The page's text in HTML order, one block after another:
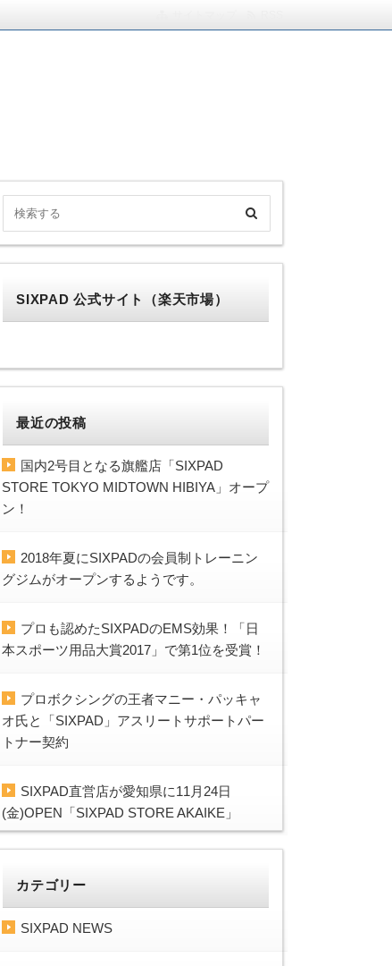
SIXPAD 公式サイト（楽天市場）
最近の投稿
国内2号目となる旗艦店「SIXPAD
STORE TOKYO MIDTOWN HIBIYA」オープ
ン！
2018年夏にSIXPADの会員制トレーニン
グジムがオープンするようです。
プロも認めたSIXPADのEMS効果！「日
本スポーツ用品大賞2017」で第1位を受賞！
プロボクシングの王者マニー・パッキャ
オ氏と「SIXPAD」アスリートサポートパー
トナー契約
SIXPAD直営店が愛知県に11月24日
(金)OPEN「SIXPAD STORE AKAIKE」
カテゴリー
SIXPAD NEWS